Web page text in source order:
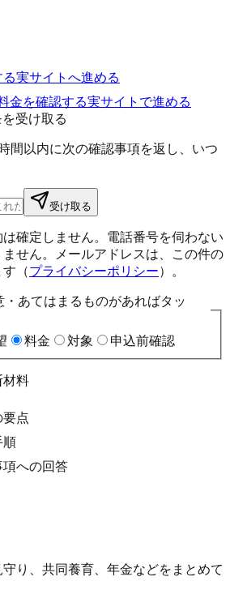
実サイトへ進める
金を確認する実サイトで進める
受け取る
間以内に次の確認事項を返し、いつ
受け取る
確定しません。電話番号を伺わない
せん。メールアドレスは、この件の
（プライバシーポリシー）。
あてはまるものがあればタッ
料金 対象 申込前確認
材料
要点
順
への回答
り、共同養育、年金などをまとめて